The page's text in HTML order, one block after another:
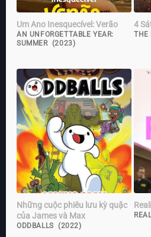
Um Ano Inesquecível: Verão
AN UNFORGETTABLE YEAR:
SUMMER (2023)
4
THE
Những cuộc phiêu lưu kỳ quặc
của James và Max
ODDBALLS (2022)